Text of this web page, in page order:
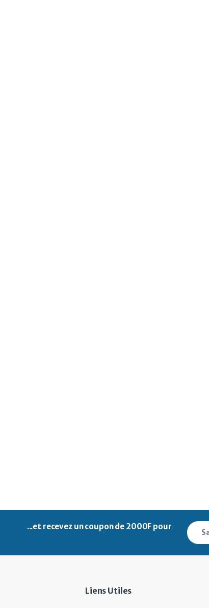
...et recevez uncoupon de 2000F pour
Liens Utiles